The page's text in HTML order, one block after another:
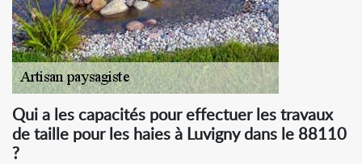
Qui a les capacités pour effectuer les travaux
de taille pour les haies à Luvigny dans le 88110
?